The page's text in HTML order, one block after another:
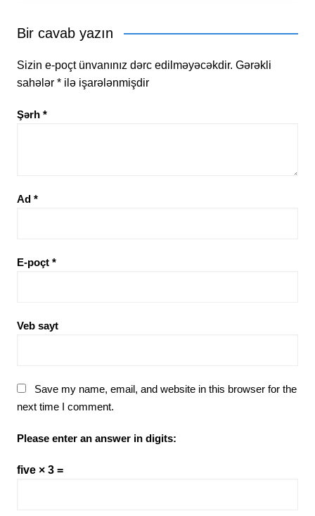
Bir cavab yazın
Sizin e-poçt ünvanınız dərc edilməyəcəkdir. Gərəkli
sahələr *ilə işarələnmişdir
Şərh *
Ad *
E-poçt *
Veb sayt
Save my name, email, and website in this browser for the
next time I comment.
Please enter an answer in digits:
five × 3 =